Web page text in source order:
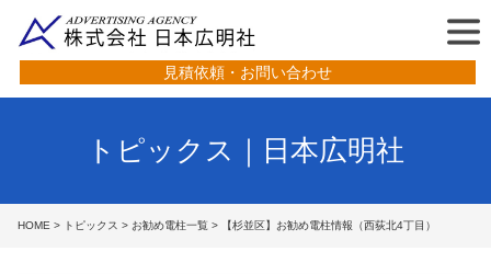
見積依頼・お問い合わせ
トピックス｜日本広明社
HOME > トピックス > お勧め電柱一覧 > 【杉並区】お勧め電柱情報（西荻北4丁目）